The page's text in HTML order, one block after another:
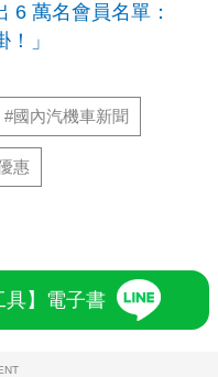
6 萬名會員名單：
」
#國內汽機車新聞
惠
具】電子書